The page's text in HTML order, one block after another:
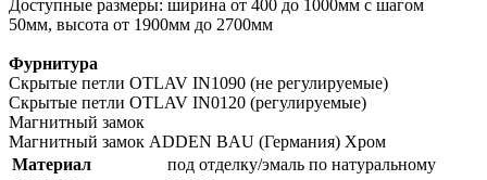
Доступные размеры: ширина от 400 до 1000мм с шагом
50мм, высота от 1900мм до 2700мм
Фурнитура
Скрытые петли OTLAV IN1090 (не регулируемые)
Скрытые петли OTLAV IN0120 (регулируемые)
Магнитный замок
Магнитный замок ADDEN BAU (Германия) Хром
Материал
под отделку/эмаль по натуральному